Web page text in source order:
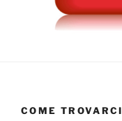
COME TROVARCI